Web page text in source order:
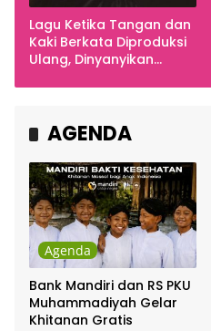
Lagu Ketika Tangan dan
Kaki Berkata Diproduksi
Ulang, Dinyanyikan
AGENDA
Agenda
Bank Mandiri dan RS PKU
Muhammadiyah Gelar
Khitanan Gratis